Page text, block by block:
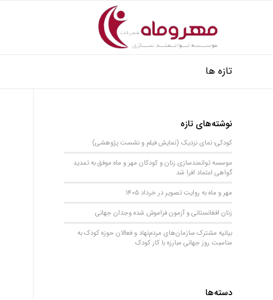
تازه ها
نوشته‌های تازه
کودکی؛ نمای نزدیک (نمایش فیلم و نشست پژوهشی)
موسسه توانمندسازی زنان و کودکان مهر و ماه موفق به تمدید
گواهی اعتماد افرا شد
مهر و ماه به روایت تصویر در خرداد 1405
زنان افغانستانی و آزمون فراموش شده وجدان جهانی
بیانیه مشترک سازمان‌های مردم‌نهاد و فعالان حوزه کودک به
مناسبت روز جهانی مبارزه با کار کودک
دسته‌ها